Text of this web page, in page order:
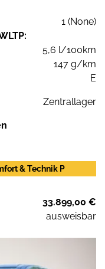
1 (None)
5,6 l/100km
147 g/km
E
Zentrallager
& Technik P
33.899,00 €
ausweisbar